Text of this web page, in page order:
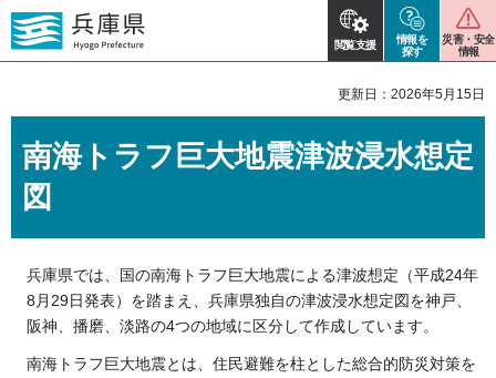
閲覧支援
情報を
探す
災害・安全
情報
更新日：2026年5月15日
南海トラフ巨大地震津波浸水想定
図
兵庫県では、国の南海トラフ巨大地震による津波想定（平成24年
8月29日発表）を踏まえ、兵庫県独自の津波浸水想定図を神戸、
阪神、播磨、淡路の4つの地域に区分して作成しています。
南海トラフ巨大地震とは、住民避難を柱とした総合的防災対策を